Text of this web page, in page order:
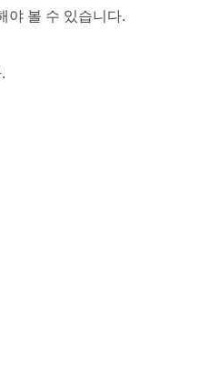
야 볼 수 있습니다.